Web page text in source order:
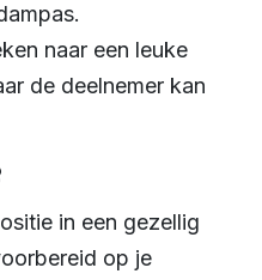
naar een leuke
de deelnemer kan
in een gezellig
op je